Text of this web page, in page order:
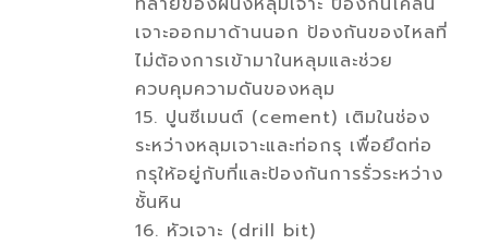
เจาะออกมาด้านนอก ป้องกันของไหลที่
ไม่ต้องการเข้ามาในหลุมและช่วย
ควบคุมความดันของหลุม
15. ปูนซีเมนต์ (cement) เติมในช่อง
ระหว่างหลุมเจาะและท่อกรุ เพื่อยึดท่อ
กรุให้อยู่กับที่และป้องกันการรั่วระหว่าง
ชั้นหิน
16. หัวเจาะ (drill bit)